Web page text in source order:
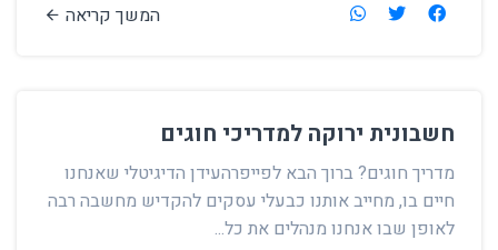
המשך קריאה
חשבונית ירוקה למדריכי חוגים
מדריך חוגים? ברוך הבא לפייפרהעידן הדיגיטלי שאנחנו
חיים בו, מחייב אותנו כבעלי עסקים להקדיש מחשבה רבה
לאופן שבו אנחנו מנהלים את כל...